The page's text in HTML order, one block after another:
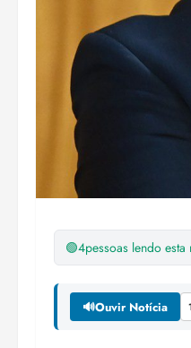
🟢4pessoas lendo
🔊Ouvir Notícia